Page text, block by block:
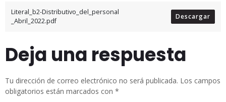
Literal_b2-Distributivo_del_personal
_Abril_2022.pdf
Descargar
Deja una respuesta
Tu dirección de correo electrónico no será publicada. Los campos
obligatorios están marcados con *